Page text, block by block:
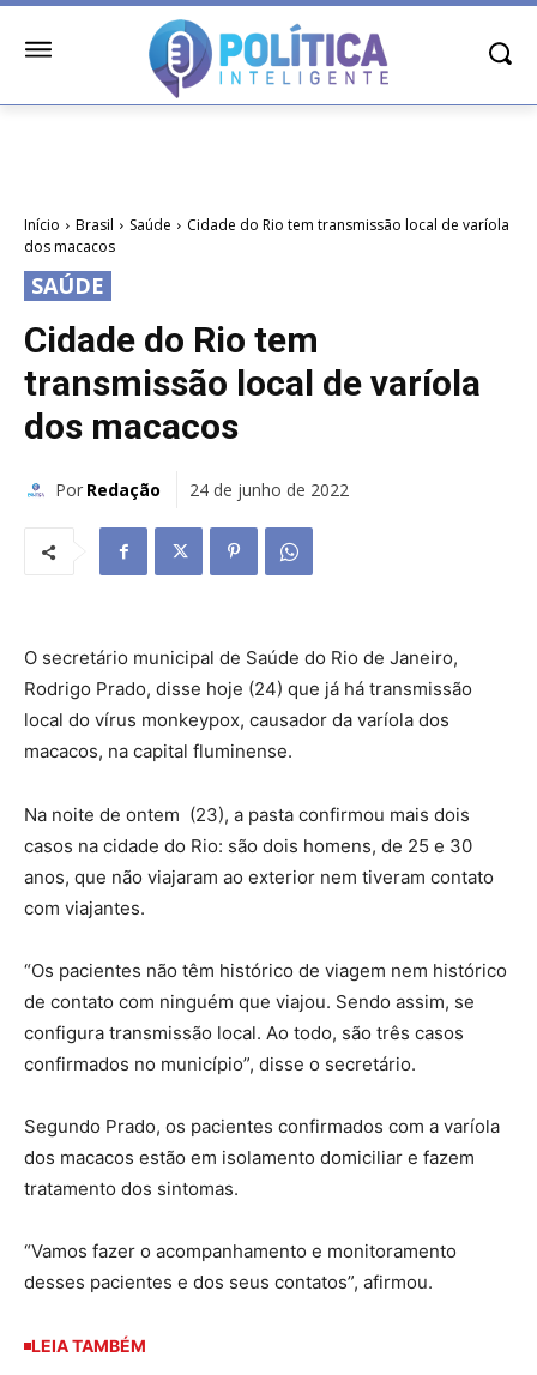
Início Brasil Saúde
Cidade do Rio tem transmissão local de varíola
dos macacos
SAÚDE
Cidade do Rio tem
transmissão local de varíola
dos macacos
Por Redação 24 de junho de 2022
O secretário municipal de Saúde do Rio de Janeiro,
Rodrigo Prado, disse hoje (24) que já há transmissão
local do vírus monkeypox, causador da varíola dos
macacos, na capital fluminense.
Na noite de ontem (23), a pasta confirmou mais dois
casos na cidade do Rio: são dois homens, de 25 e 30
anos, que não viajaram ao exterior nem tiveram contato
com viajantes.
“Os pacientes não têm histórico de viagem nem histórico
de contato com ninguém que viajou. Sendo assim, se
configura transmissão local. Ao todo, são três casos
confirmados no município”, disse o secretário.
Segundo Prado, os pacientes confirmados com a varíola
dos macacos estão em isolamento domiciliar e fazem
tratamento dos sintomas.
“Vamos fazer o acompanhamento e monitoramento
desses pacientes e dos seus contatos”, afirmou.
LEIA TAMBÉM